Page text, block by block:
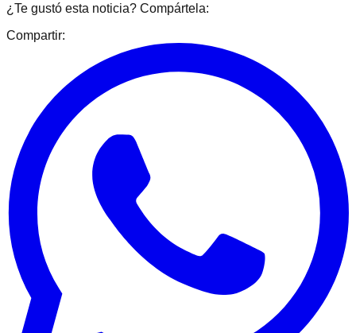
¿Te gustó esta noticia? Compártela:
Compartir: